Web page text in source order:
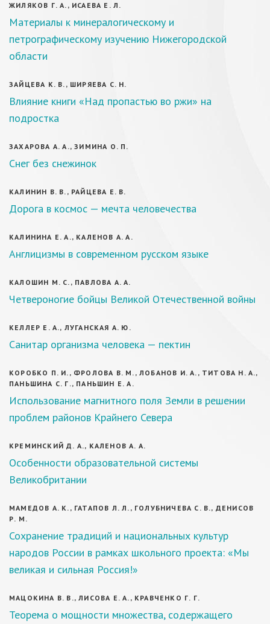
ЖИЛЯКОВ Г. А., ИСАЕВА Е. Л.
Материалы к минералогическому и
петрографическому изучению Нижегородской
области
ЗАЙЦЕВА К. В., ШИРЯЕВА С. Н.
Влияние книги «Над пропастью во ржи» на
подростка
ЗАХАРОВА А. А., ЗИМИНА О. П.
Снег без снежинок
КАЛИНИН В. В., РАЙЦЕВА Е. В.
Дорога в космос — мечта человечества
КАЛИНИНА Е. А., КАЛЕНОВ А. А.
Англицизмы в современном русском языке
КАЛОШИН М. С., ПАВЛОВА А. А.
Четвероногие бойцы Великой Отечественной войны
КЕЛЛЕР Е. А., ЛУГАНСКАЯ А. Ю.
Санитар организма человека — пектин
КОРОБКО П. И., ФРОЛОВА В. М., ЛОБАНОВ И. А., ТИТОВА Н. А.,
ПАНЬШИНА С. Г., ПАНЬШИН Е. А.
Использование магнитного поля Земли в решении
проблем районов Крайнего Севера
КРЕМИНСКИЙ Д. А., КАЛЕНОВ А. А.
Особенности образовательной системы
Великобритании
МАМЕДОВ А. К., ГАТАПОВ Л. Л., ГОЛУБНИЧЕВА С. В., ДЕНИСОВ
Р. М.
Сохранение традиций и национальных культур
народов России в рамках школьного проекта: «Мы
великая и сильная Россия!»
МАЦОКИНА В. В., ЛИСОВА Е. А., КРАВЧЕНКО Г. Г.
Теорема о мощности множества, содержащего